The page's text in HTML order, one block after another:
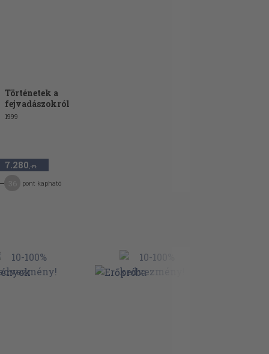
Történetek a
fejvadászokról
1999
7.280 ,-Ft
pont kapható